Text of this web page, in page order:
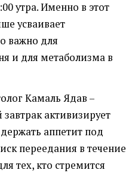
утра. Именно в этот
усваивает
важно для
и для метаболизма в
Камаль Ядав –
активизирует
аппетит под
переедания в течение
тех, кто стремится